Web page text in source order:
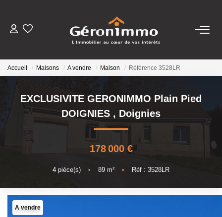
GESTION LOCATIVE
ESTIMATION
NOTRE AGENCE
CONTACT
Accueil Maisons A vendre Maison Référence 3528LR
EXCLUSIVITE GERONIMMO Plain Pied
DOIGNIES , Doignies
178 000 €
4 pièce(s) • 89 m² • Réf : 3528LR
A vendre